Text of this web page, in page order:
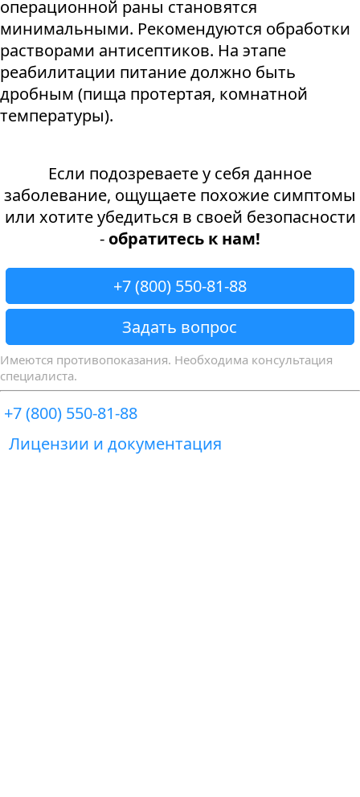
операционной раны становятся
минимальными. Рекомендуются обработки
растворами антисептиков. На этапе
реабилитации питание должно быть
дробным (пища протертая, комнатной
температуры).
Если подозреваете у себя данное
заболевание, ощущаете похожие симптомы
или хотите убедиться в своей безопасности
- обратитесь к нам!
+7 (800) 550-81-88
Задать вопрос
Имеются противопоказания. Необходима консультация
специалиста.
+7 (800) 550-81-88
Лицензии и документация